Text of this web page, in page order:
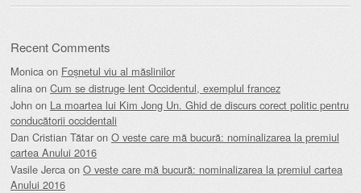
Recent Comments
Monica on Foșnetul viu al măslinilor
alina on Cum se distruge lent Occidentul, exemplul francez
John on La moartea lui Kim Jong Un. Ghid de discurs corect politic pentru
conducătorii occidentali
Dan Cristian Tătar on O veste care mă bucură: nominalizarea la premiul
cartea Anului 2016
Vasile Jerca on O veste care mă bucură: nominalizarea la premiul cartea
Anului 2016